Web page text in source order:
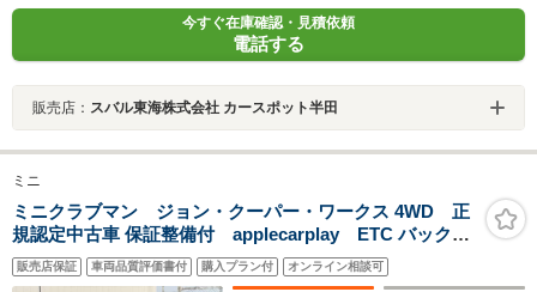
今すぐ在庫確認・見積依頼
電話する
販売店： スバル東海株式会社 カースポット半田
ミニ
ミニクラブマン ジョン・クーパー・ワークス 4WD 正
規認定中古車 保証整備付 applecarplay ETC バックカ
メラ 衝突軽減ブレーキ アイドリングストップ 障害物ソナ
ー アクティブクルコン LEDライト 純正ホイール
販売店保証 車両品質評価書付 購入プラン付 オンライン相談可